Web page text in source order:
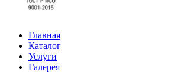
Главная
Каталог
Услуги
Галерея